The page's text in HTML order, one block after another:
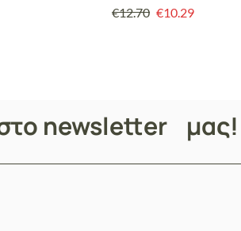
κάψουλες
€12.70 €10.29
newsletter μας!